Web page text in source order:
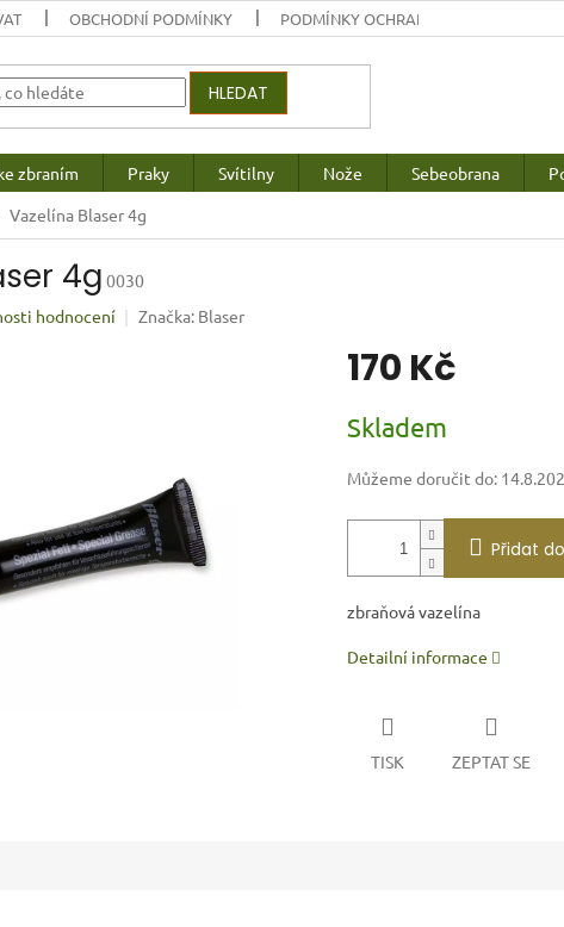
OBCHODNÍ PODMÍNKY PODMÍNKY OCHRANY OSOBNÍCH ÚDAJŮ
HLEDAT
zbraním Praky Svítilny Nože Sebeobrana
Vazelína Blaser 4g
4g 0030
hodnocení Značka: Blaser
170 Kč
cena:
Skladem
Můžeme doručit do:
Přidat
zbraňová vazelína
Detailní informace
TISK ZEPTAT SE